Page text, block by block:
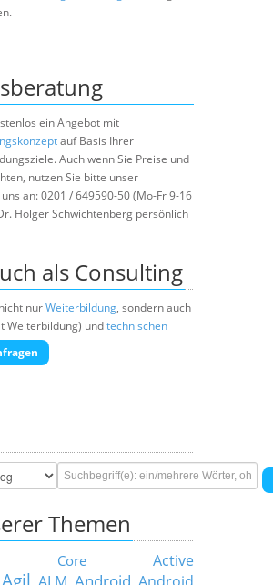
ein Angebot mit
auf Basis Ihrer
Auch wenn Sie Preise und
nutzen Sie bitte unser
an: 0201 / 649590-50 (Mo-Fr 9-16
Holger Schwichtenberg persönlich
als Consulting
nurWeiterbildung, sondern auch
Weiterbildung) undtechnischen
Themen
Core
Active
Agil Android